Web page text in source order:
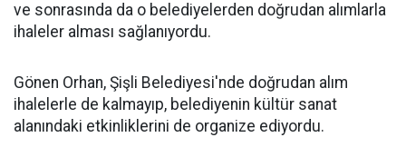
ve sonrasında da o belediyelerden doğrudan alımlarla
ihaleler alması sağlanıyordu.
Gönen Orhan, Şişli Belediyesi'nde doğrudan alım
ihalelerle de kalmayıp, belediyenin kültür sanat
alanındaki etkinliklerini de organize ediyordu.